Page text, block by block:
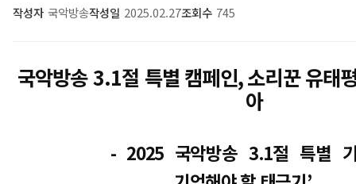
작성자 국악방송작성일 2025.02.27조회수 745
국악방송3.1절 특별 캠페인,소리꾼 유태
아
- 2025 국악방송 3.1절 특별